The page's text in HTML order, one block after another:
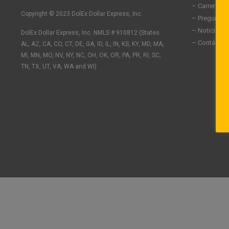
k
d
i
n
-
e
o
o
k
-
t
g
r
a
Copyright © 2023 DolEx Dollar Express, Inc.
DolEx Dollar Express, Inc. NMLS # 910812 (States:
AL, AZ, CA, CO, CT, DE, GA, ID, IL, IN, KS, KY, MD, MA,
MI, MN, MO, NV, NY, NC, OH, OK, OR, PA, PR, RI, SC,
TN, TX, UT, VA, WA and WI)
– Carreras
–
– Noticias
–